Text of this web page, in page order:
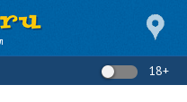
18+